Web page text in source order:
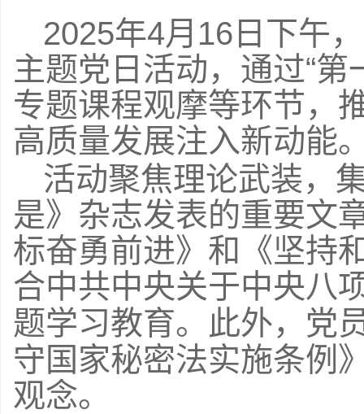
2025年4月16日下午
主题党日活动，通过“
专题课程观摩等环节，
高质量发展注入新动能
活动聚焦理论武装，
是》杂志发表的重要文
标奋勇前进》和《坚持
合中共中央关于中央八
题学习教育。此外，党
守国家秘密法实施条例
观念。